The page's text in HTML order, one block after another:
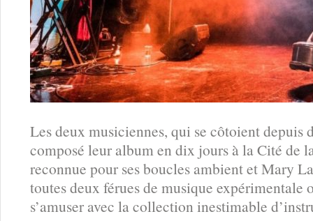
Les deux musiciennes, qui se côtoient depuis
composé leur album en dix jours à la Cité de
reconnue pour ses boucles ambient et Mary
toutes deux férues de musique expérimentale
s’amuser avec la collection inestimable